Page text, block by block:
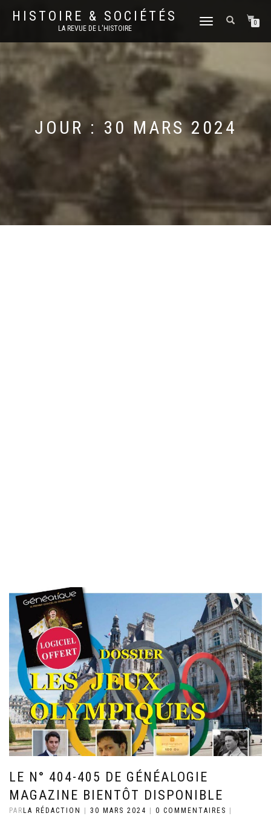
HISTOIRE & SOCIÉTÉS
LA REVUE DE L'HISTOIRE
DÉPLIER
NAVIGATION
0
JOUR : 30 MARS 2024
LE N° 404-405 DE GÉNÉALOGIE
MAGAZINE BIENTÔT DISPONIBLE
PARLA RÉDACTION | 30 MARS 2024 | 0 COMMENTAIRES |